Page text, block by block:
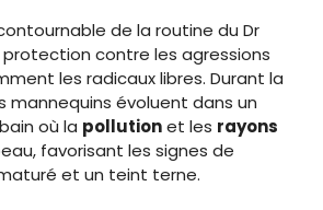
de la routine du Dr
protection contre les agressions
les radicaux libres. Durant la
mannequins évoluent dans un
où la pollutionet les rayons
favorisant les signes de
et un teint terne.